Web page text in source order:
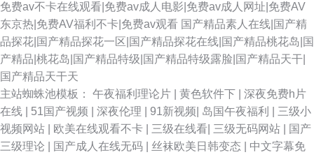
免费av不卡在线观看|免费av成人电影|免费av成人网址|免费AV
东京热|免费AV福利不卡|免费av观看 国产精品素人在线|国产精
品探花|国产精品探花一区|国产精品探花在线|国产精品桃花岛|国
产精品|桃花岛|国产精品特级|国产精品特级露脸|国产精品天干|
国产精品天干天
主站蜘蛛池模板： 午夜福利理论片 黄色软件下
深夜免费h片
在线
51国产视频 深夜伦理 91新视频 岛国午夜福利
三级小
视频网站
欧美在线观看不卡 三级在线看 三级无码网站
国产
三级理论
国产成人在线无码 丝袜欧美日韩变态
中文字幕免